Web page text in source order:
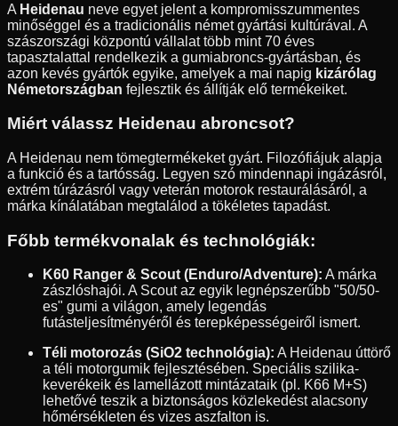
A Heidenau neve egyet jelent a kompromisszummentes
minőséggel és a tradicionális német gyártási kultúrával. A
szászországi központú vállalat több mint 70 éves
tapasztalattal rendelkezik a gumiabroncs-gyártásban, és
azon kevés gyártók egyike, amelyek a mai napig kizárólag
Németországban fejlesztik és állítják elő termékeiket.
Miért válassz Heidenau abroncsot?
A Heidenau nem tömegtermékeket gyárt. Filozófiájuk alapja
a funkció és a tartósság. Legyen szó mindennapi ingázásról,
extrém túrázásról vagy veterán motorok restaurálásáról, a
márka kínálatában megtalálod a tökéletes tapadást.
Főbb termékvonalak és technológiák:
K60 Ranger & Scout (Enduro/Adventure): A márka
zászlóshajói. A Scout az egyik legnépszerűbb "50/50-
es" gumi a világon, amely legendás
futásteljesítményéről és terepképességeiről ismert.
Téli motorozás (SiO2 technológia): A Heidenau úttörő
a téli motorgumik fejlesztésében. Speciális szilika-
keverékeik és lamellázott mintázataik (pl. K66 M+S)
lehetővé teszik a biztonságos közlekedést alacsony
hőmérsékleten és vizes aszfalton is.